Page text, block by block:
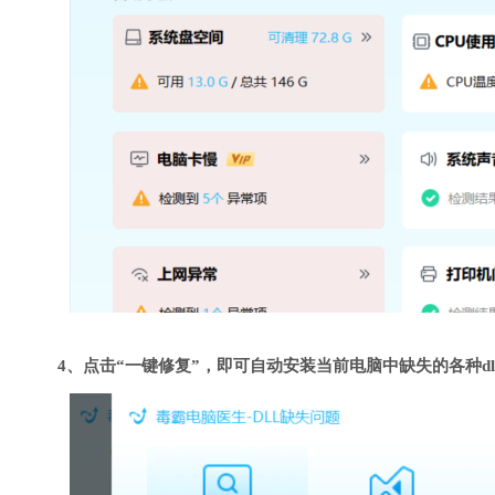
4、点击“一键修复”，即可自动安装当前电脑中缺失的各种